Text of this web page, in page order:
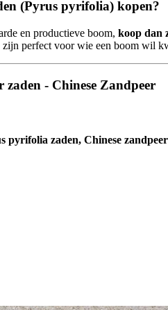
(Pyrus pyrifolia) kopen?
en productieve boom, koop dan
zijn perfect voor wie een boom wil
zaden - Chinese Zandpeer
pyrifolia zaden, Chinese